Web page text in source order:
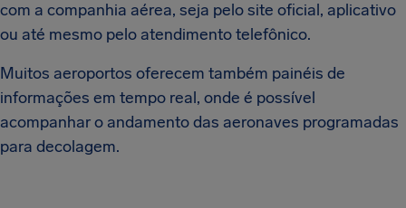
com a companhia aérea, seja pelo site oficial, aplicativo
ou até mesmo pelo atendimento telefônico.
Muitos aeroportos oferecem também painéis de
informações em tempo real, onde é possível
acompanhar o andamento das aeronaves programadas
para decolagem.